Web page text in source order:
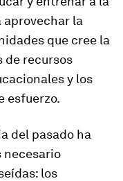
aprovechar la
que cree la
de recursos
y los
esfuerzo.
del pasado ha
necesario
los